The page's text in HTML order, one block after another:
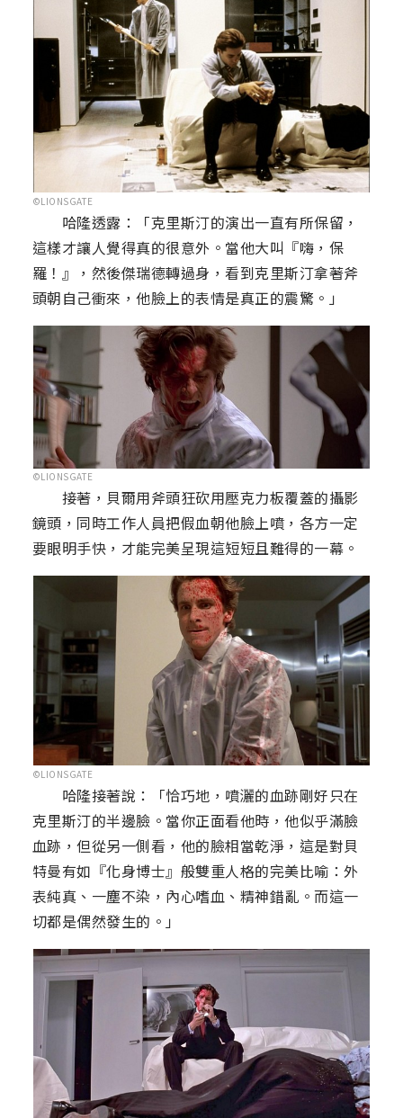
©LIONSGATE
哈隆透露：「克里斯汀的演出一直有所保留，
這樣才讓人覺得真的很意外。當他大叫『嗨，保
羅！』，然後傑瑞德轉過身，看到克里斯汀拿著斧
頭朝自己衝來，他臉上的表情是真正的震驚。」
©LIONSGATE
接著，貝爾用斧頭狂砍用壓克力板覆蓋的攝影
鏡頭，同時工作人員把假血朝他臉上噴，各方一定
要眼明手快，才能完美呈現這短短且難得的一幕。
©LIONSGATE
哈隆接著說：「恰巧地，噴灑的血跡剛好只在
克里斯汀的半邊臉。當你正面看他時，他似乎滿臉
血跡，但從另一側看，他的臉相當乾淨，這是對貝
特曼有如『化身博士』般雙重人格的完美比喻：外
表純真、一塵不染，內心嗜血、精神錯亂。而這一
切都是偶然發生的。」